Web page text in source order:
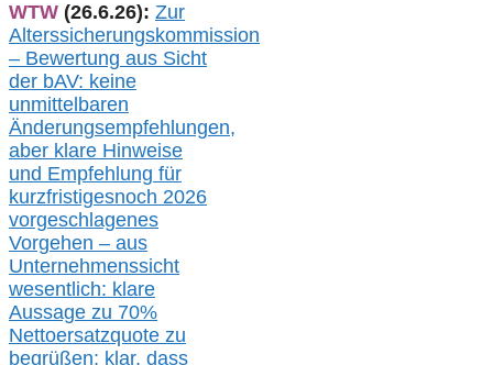
WTW (26.6.26): Zur
Alterssicherungskommission
– Bewertung aus Sicht
der bAV: keine
unmittelbaren
Änderungsempfehlungen,
aber klare Hinweise
und Empfehlung für
kurzfristigesnoch 2026
vorgeschlagenes
Vorgehen – aus
Unternehmenssicht
wesentlich: klare
Aussage zu 70%
Nettoersatzquote zu
begrüßen; klar, dass